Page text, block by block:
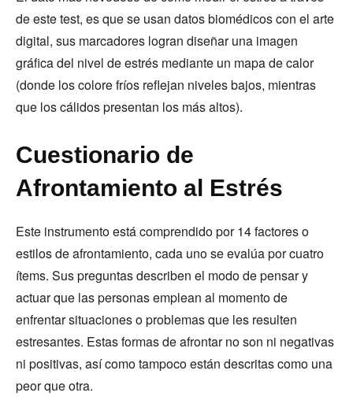
de este test, es que se usan datos biomédicos con el arte
digital, sus marcadores logran diseñar una imagen
gráfica del nivel de estrés mediante un mapa de calor
(donde los colore fríos reflejan niveles bajos, mientras
que los cálidos presentan los más altos).
Cuestionario de
Afrontamiento al Estrés
Este instrumento está comprendido por 14 factores o
estilos de afrontamiento, cada uno se evalúa por cuatro
ítems. Sus preguntas describen el modo de pensar y
actuar que las personas emplean al momento de
enfrentar situaciones o problemas que les resulten
estresantes. Estas formas de afrontar no son ni negativas
ni positivas, así como tampoco están descritas como una
peor que otra.